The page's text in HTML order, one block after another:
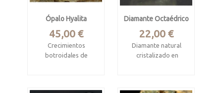
Ópalo Hyalita
Precio
45,00 €
Crecimientos
botroidales de
Diamante Octaédrico
Precio
22,00 €
Diamante natural
cristalizado en